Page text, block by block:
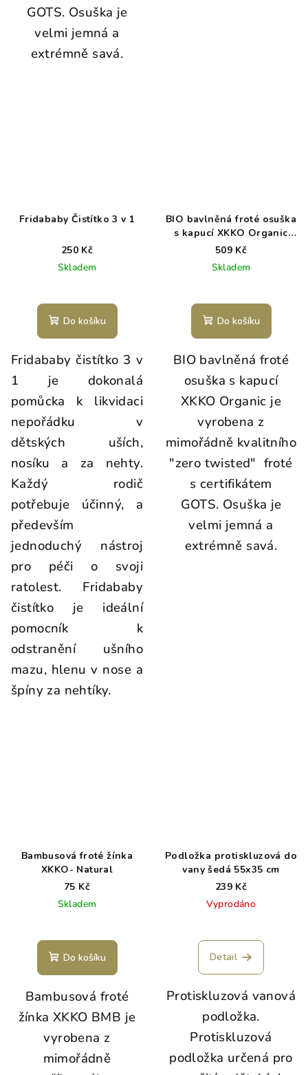
GOTS. Osuška je
velmi jemná a
extrémně savá.
Fridababy Čistítko 3 v 1
250 Kč
Skladem
Do košíku
Fridababy čistítko 3 v
1 je dokonalá
pomůcka k likvidaci
nepořádku v
dětských uších,
nosíku a za nehty.
Každý rodič
potřebuje účinný, a
především
jednoduchý nástroj
pro péči o svoji
ratolest. Fridababy
čistítko je ideální
pomocník k
odstranění ušního
mazu, hlenu v nose a
špíny za nehtíky.
BIO bavlněná froté osuška
s kapucí XKKO Organic
90x90 - Lavender Aura
509 Kč
Skladem
Do košíku
BIO bavlněná froté
osuška s kapucí
XKKO Organic je
vyrobena z
mimořádně kvalitního
"zero twisted" froté
s certifikátem
GOTS. Osuška je
velmi jemná a
extrémně savá.
Bambusová froté žínka
XKKO- Natural
75 Kč
Skladem
Do košíku
Bambusová froté
žínka XKKO BMB je
vyrobena z
mimořádně
Podložka protiskluzová do
vany šedá 55x35 cm
239 Kč
Vyprodáno
Detail
Protiskluzová vanová
podložka.
Protiskluzová
podložka určená pro